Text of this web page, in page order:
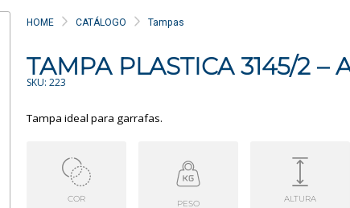
HOME CATÁLOGO Tampas
TAMPA PLASTICA 3145/2 –
SKU: 223
Tampa ideal para garrafas.
COR PESO ALTURA